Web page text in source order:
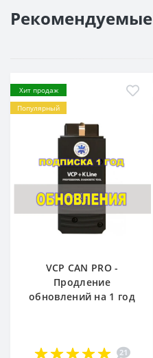
Рекомендуемые
Хит продаж
Популярный
VCP CAN PRO -
Продление
обновлений на 1 год
21